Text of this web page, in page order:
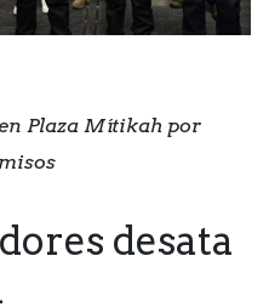
Plaza Mítikah por
desata